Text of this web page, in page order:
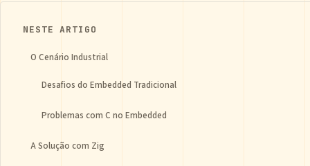
NESTE ARTIGO
O Cenário Industrial
Desafios do Embedded Tradicional
Problemas com C no Embedded
A Solução com Zig